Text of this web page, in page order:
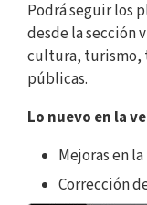
Podrá seguir los
desde la sección
cultura, turismo,
públicas.
Lo nuevo en la
Mejoras en
Corrección